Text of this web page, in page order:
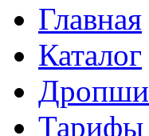
Главная
Каталог
Тарифы